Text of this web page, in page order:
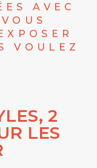
AVEC
VOULEZ
2
LES